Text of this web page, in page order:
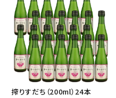
搾りすだち（200ml）24本